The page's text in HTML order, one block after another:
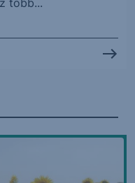
több...